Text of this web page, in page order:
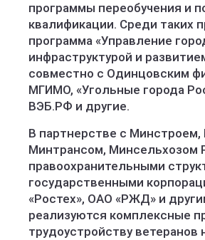
программы переобучения и
квалификации. Среди таких
программа «Управление
инфраструктурой и
совместно с Одинцовским
МГИМО, «Угольные города
ВЭБ.РФ и другие.
В партнерстве с Минстроем,
Минтрансом, Минсельхозом
правоохранительными
государственными
«Ростех», ОАО «РЖД» и
реализуются комплексные
трудоустройству ветеранов